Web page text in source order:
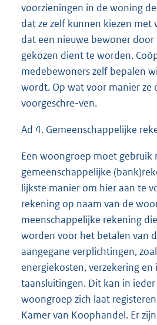
voorzieningen in de woning
dat ze zelf kunnen kiezen met
dat een nieuwe bewoner
gekozen dient te worden.
medebewoners zelf bepalen
wordt. Op wat voor manier ze
voorgeschre-ven.
Ad 4. Gemeenschappelijke
Een woongroep moet gebruik
gemeenschappelijke
lijkste manier om hier aan te
rekening op naam van de
meenschappelijke rekening
worden voor het betalen van
aangegane verplichtingen,
energiekosten, verzekering
taansluitingen. Dit kan in ieder
woongroep zich laat
Kamer van Koophandel. Er